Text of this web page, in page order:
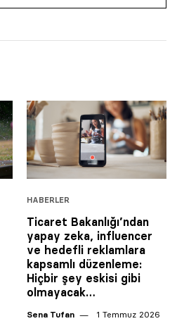
HABERLER
Ticaret Bakanlığı’ndan
yapay zeka, influencer
ve hedefli reklamlara
kapsamlı düzenleme:
Hiçbir şey eskisi gibi
olmayacak…
Sena Tufan 1 Temmuz 2026